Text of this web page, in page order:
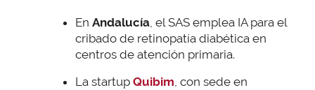
En Andalucía, el SAS emplea IA para el
cribado de retinopatía diabética en
centros de atención primaria.
La startup Quibim, con sede en